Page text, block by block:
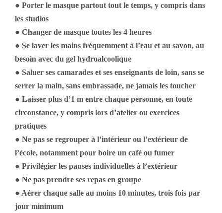
● Porter le masque partout tout le temps, y compris dans
les studios
● Changer de masque toutes les 4 heures
● Se laver les mains fréquemment à l’eau et au savon, au
besoin avec du gel hydroalcoolique
● Saluer ses camarades et ses enseignants de loin, sans se
serrer la main, sans embrassade, ne jamais les toucher
● Laisser plus d’1 m entre chaque personne, en toute
circonstance, y compris lors d’atelier ou exercices
pratiques
● Ne pas se regrouper à l’intérieur ou l’extérieur de
l’école, notamment pour boire un café ou fumer
● Privilégier les pauses individuelles à l’extérieur
● Ne pas prendre ses repas en groupe
● Aérer chaque salle au moins 10 minutes, trois fois par
jour minimum